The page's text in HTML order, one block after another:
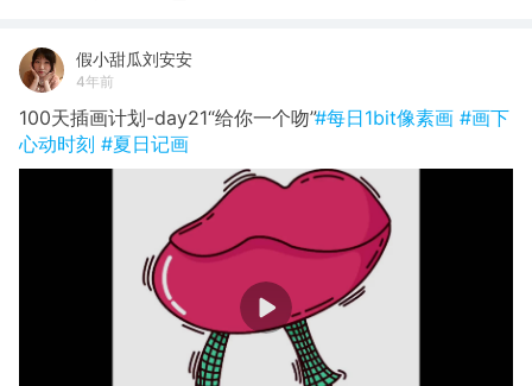
假小甜瓜刘安安
4年前
100天插画计划-day21“给你一个吻”#每日1bit像素画 #画下
心动时刻 #夏日记画